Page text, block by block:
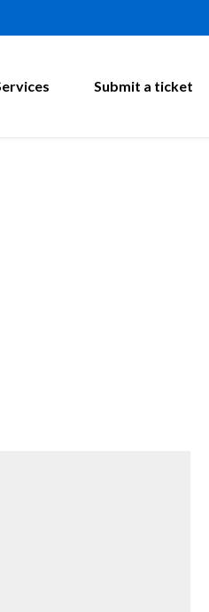
Submit a ticket